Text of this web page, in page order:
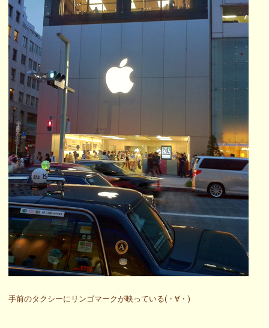
手前のタクシーにリンゴマークが映っている(・∀・)